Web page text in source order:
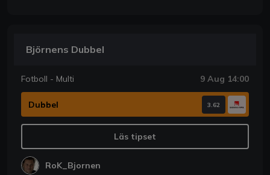
Björnens Dubbel
Fotboll - Multi 9 Aug 14:00
Dubbel 3.62
Läs tipset
RoK_Bjornen